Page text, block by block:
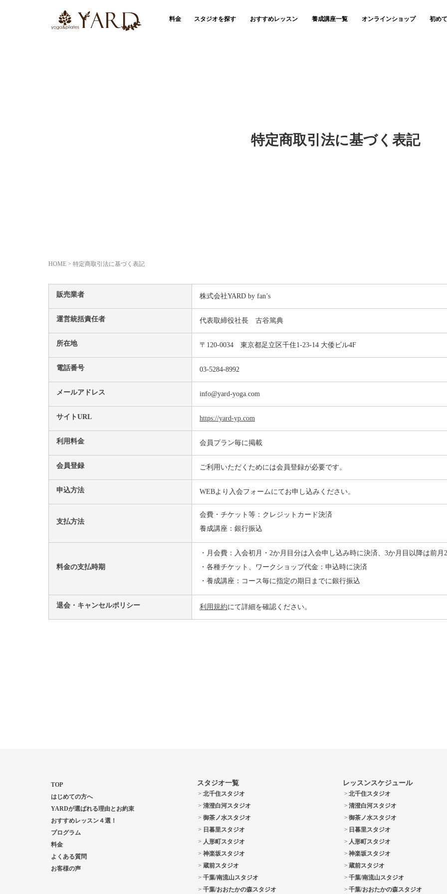
料金 スタジオを探す おすすめレッスン 養成講座一覧 オンラインショップ 初め
特定商取引法に基づく表記
HOME > 特定商取引法に基づく表記
販売業者 株式会社YARD by fan’s
運営統括責任者 代表取締役社長 古谷篤典
所在地 〒120-0034 東京都足立区千住1-23-14 大倭ビル4F
電話番号 03-5284-8992
メールアドレス info@yard-yoga.com
サイトURL https://yard-yp.com
利用料金 会員プラン毎に掲載
会員登録 ご利用いただくためには会員登録が必要です。
申込方法 WEBより入会フォームにてお申し込みください。
支払方法
会費・チケット等：クレジットカード決済
養成講座：銀行振込
料金の支払時期
・月会費：入会初月・2か月目分は入会申し込み時に決済、3か月目以降は前月
・各種チケット、ワークショップ代金：申込時に決済
・養成講座：コース毎に指定の期日までに銀行振込
退会・キャンセルポリシー 利用規約にて詳細を確認ください。
TOP
はじめての方へ
YARDが選ばれる理由とお約束
おすすめレッスン４選！
プログラム
料金
よくある質問
お客様の声
スタジオ一覧
北千住スタジオ
清澄白河スタジオ
御茶ノ水スタジオ
日暮里スタジオ
人形町スタジオ
神楽坂スタジオ
蔵前スタジオ
千葉/南流山スタジオ
千葉/おおたかの森スタジオ
レッスンスケジュール
北千住スタジオ
清澄白河スタジオ
御茶ノ水スタジオ
日暮里スタジオ
人形町スタジオ
神楽坂スタジオ
蔵前スタジオ
千葉/南流山スタジオ
千葉/おおたかの森スタジオ